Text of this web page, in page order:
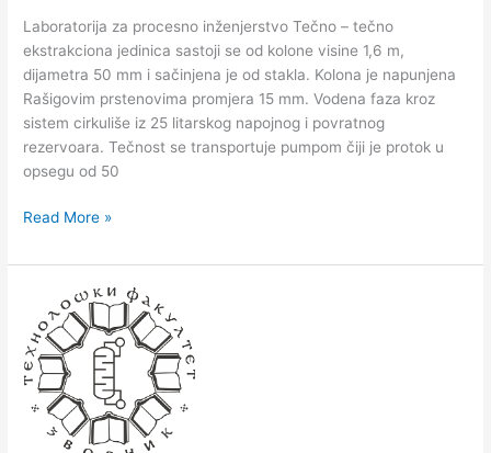
Laboratorija za procesno inženjerstvo Tečno – tečno
ekstrakciona jedinica sastoji se od kolone visine 1,6 m,
dijametra 50 mm i sačinjena je od stakla. Kolona je napunjena
Rašigovim prstenovima promjera 15 mm. Vodena faza kroz
sistem cirkuliše iz 25 litarskog napojnog i povratnog
rezervoara. Tečnost se transportuje pumpom čiji je protok u
opsegu od 50
Read More »
Razmјenjivač
toplote
(F1-
21),
Heat
Exchanger,
Armfield